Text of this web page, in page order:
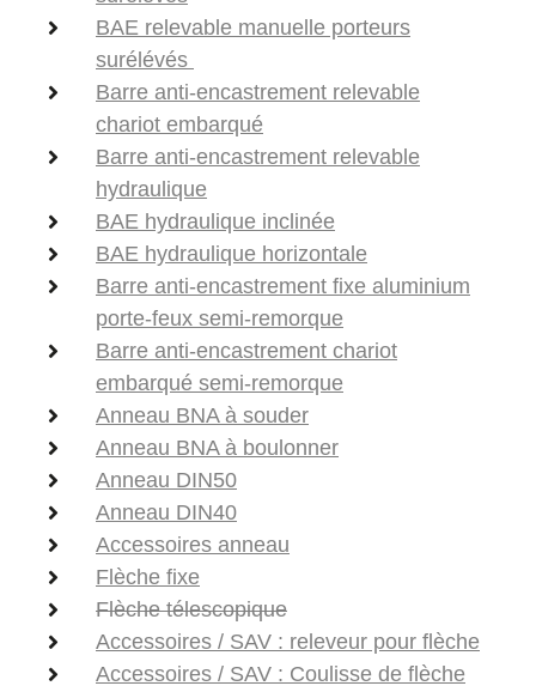
BAE relevable manuelle porteurs
surélévés
Barre anti-encastrement relevable
chariot embarqué
Barre anti-encastrement relevable
hydraulique
BAE hydraulique inclinée
BAE hydraulique horizontale
Barre anti-encastrement fixe aluminium
porte-feux semi-remorque
Barre anti-encastrement chariot
embarqué semi-remorque
Anneau BNA à souder
Anneau BNA à boulonner
Anneau DIN50
Anneau DIN40
Accessoires anneau
Flèche fixe
Flèche télescopique
Accessoires / SAV : releveur pour flèche
Accessoires / SAV : Coulisse de flèche